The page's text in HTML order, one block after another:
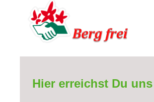
Hier erreichst Du uns